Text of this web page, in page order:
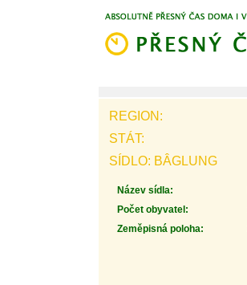
REGION:
STÁT:
SÍDLO: BÂGLUNG
Název sídla:
Počet obyvatel:
Zeměpisná poloha: